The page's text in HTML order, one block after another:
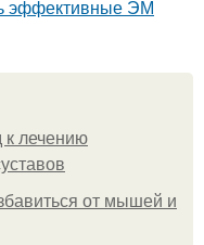
эффективные ЭМ
к лечению
от мышей и